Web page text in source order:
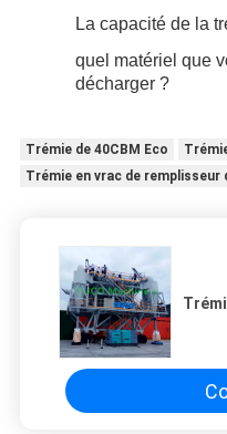
La capacité de la
quel matériel que
décharger ?
Trémie de 40CBM Eco
Trémie en vrac de remplisseur